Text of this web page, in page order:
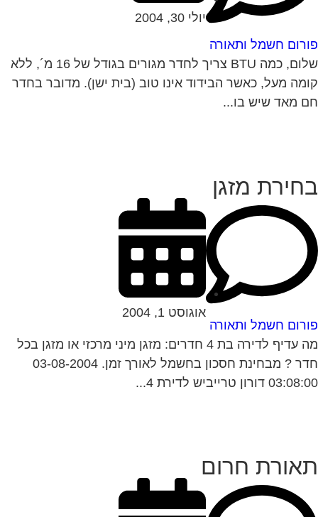
חשמל ותאורה
יולי 30, 2004
שלום, כמה BTU צריך לחדר מגורים בגודל של 16 מ´, ללא
מעל, כאשר הבידוד אינו טוב (בית ישן). מדובר בחדר
מאד שיש בו...
מזגן
חשמל ותאורה
אוגוסט 1, 2004
מה עדיף לדירה בת 4 חדרים: מזגן מיני מרכזי או מזגן בכל
חדר ? מבחינת חסכון בחשמל לאורך זמן. 03-08-2004
דורון טרייביש לדירת 4...
חרום